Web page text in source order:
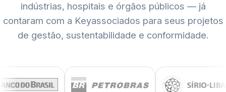
indústrias, hospitais e órgãos públicos — já
contaram com a Keyassociados para seus projetos
de gestão, sustentabilidade e conformidade.